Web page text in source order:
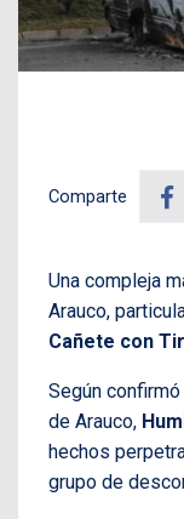
Comparte
Una compleja
Arauco,
Cañete con
Según
de Arauco,
hechos
grupo de